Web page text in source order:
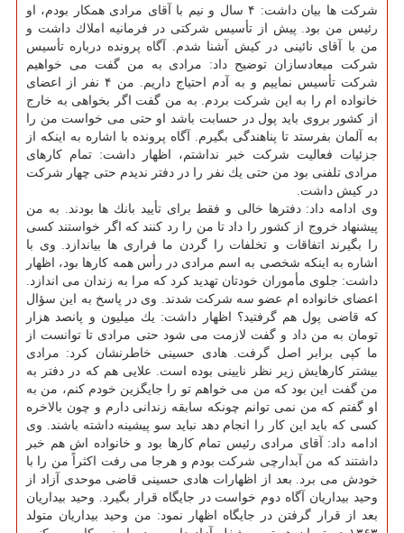
شركت ها بیان داشت: ۴ سال و نیم با آقای مرادی همكار بودم، او
رئیس من بود. پیش از تأسیس شركتی در فرمانیه املاك داشت و
من با آقای نائینی در كیش آشنا شدم. آگاه پرونده درباره تأسیس
شركت میعادسازان توضیح داد: مرادی به من گفت می خواهیم
شركت تأسیس نماییم و به آدم احتیاج داریم. من ۴ نفر از اعضای
خانواده ام را به این شركت بردم. به من گفت اگر بخواهی به خارج
از كشور بروی باید پول در حسابت باشد او حتی می خواست من را
به آلمان بفرستد تا پناهندگی بگیرم. آگاه پرونده با اشاره به اینكه از
جزئیات فعالیت شركت خبر نداشتم، اظهار داشت: تمام كارهای
مرادی تلفنی بود من حتی یك نفر را در دفتر ندیدم حتی چهار شركت
در كیش داشت.
وی ادامه داد: دفترها خالی و فقط برای تأیید بانك ها بودند. به من
پیشنهاد خروج از كشور را داد تا من را رد كنند كه اگر خواستند كسی
را بگیرند اتفاقات و تخلفات را گردن ما فراری ها بیاندازد. وی با
اشاره به اینكه شخصی به اسم مرادی در رأس همه كارها بود، اظهار
داشت: جلوی مأموران خودتان تهدید كرد كه مرا به زندان می اندازد.
اعضای خانواده ام عضو سه شركت شدند. وی در پاسخ به این سؤال
كه قاضی پول هم گرفتید؟ اظهار داشت: یك میلیون و پانصد هزار
تومان به من داد و گفت لازمت می شود حتی مرادی تا توانست از
ما كپی برابر اصل گرفت. هادی حسینی خاطرنشان كرد: مرادی
بیشتر كارهایش زیر نظر نایینی بوده است. علایی هم كه در دفتر به
من گفت این بود كه من می خواهم تو را جایگزین خودم كنم، من به
او گفتم كه من نمی توانم چونكه سابقه زندانی دارم و چون بالاخره
كسی كه باید این كار را انجام دهد نباید سو پیشینه داشته باشند. وی
ادامه داد: آقای مرادی رئیس تمام كارها بود و خانواده اش هم خبر
داشتند كه من آبدارچی شركت بودم و هرجا می رفت اكثراً من را با
خودش می برد. بعد از اظهارات هادی حسینی قاضی موحدی آزاد از
وحید بیداریان آگاه دوم خواست در جایگاه قرار بگیرد. وحید بیداریان
بعد از قرار گرفتن در جایگاه اظهار نمود: من وحید بیداریان متولد